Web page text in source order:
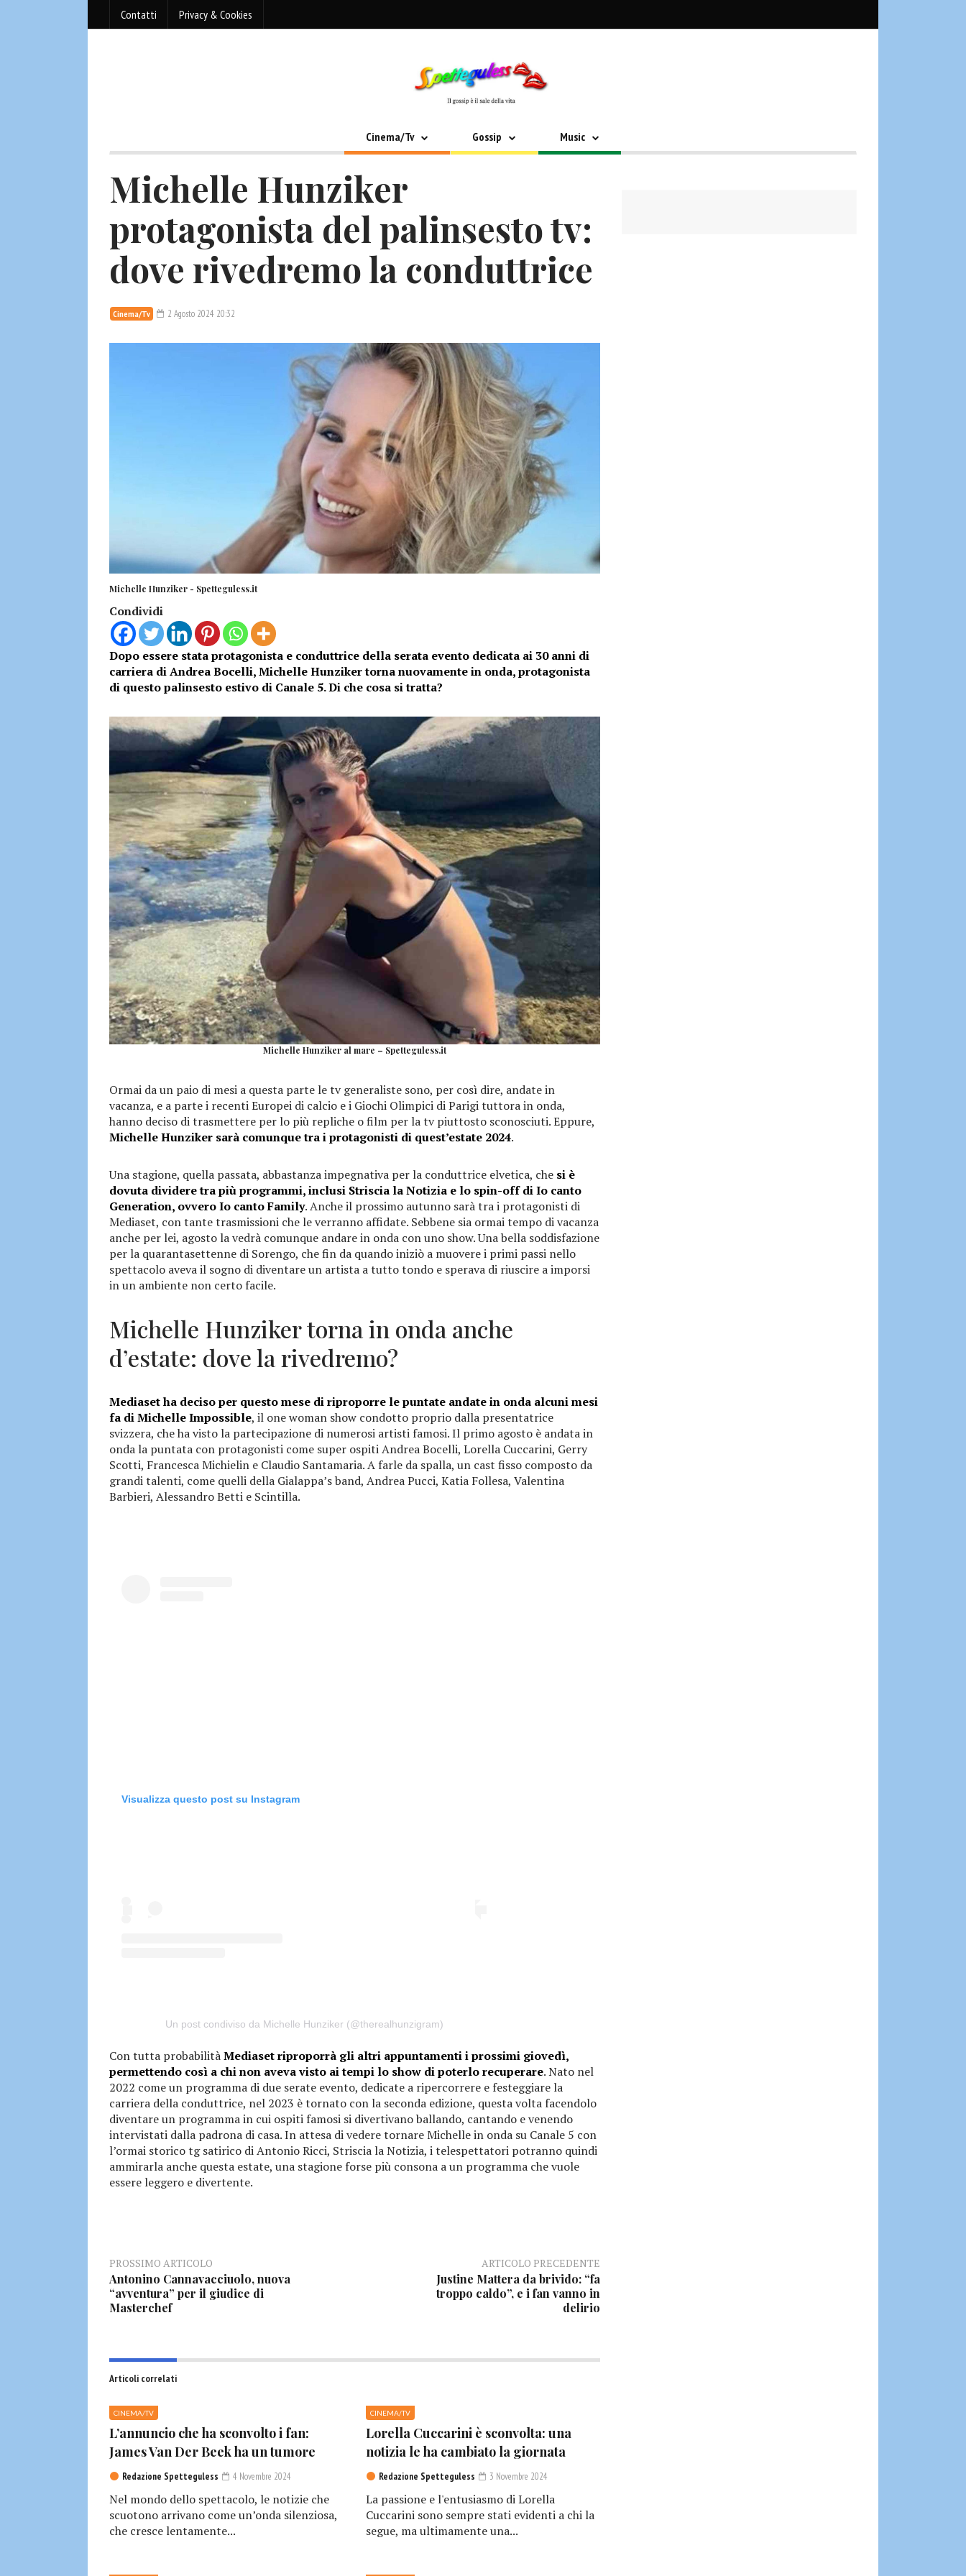
Contatti Privacy & Cookies
Cinema/Tv Gossip Music
Michelle Hunziker
protagonista del palinsesto tv:
dove rivedremo la conduttrice
Cinema/Tv 2 Agosto 2024 20:32
Michelle Hunziker - Spetteguless.it
Condividi
Dopo essere stata protagonista e conduttrice della serata evento dedicata ai 30 anni di
carriera di Andrea Bocelli, Michelle Hunziker torna nuovamente in onda, protagonista
di questo palinsesto estivo di Canale 5. Di che cosa si tratta?
Michelle Hunziker al mare – Spetteguless.it
Ormai da un paio di mesi a questa parte le tv generaliste sono, per così dire, andate in
vacanza, e a parte i recenti Europei di calcio e i Giochi Olimpici di Parigi tuttora in onda,
hanno deciso di trasmettere per lo più repliche o film per la tv piuttosto sconosciuti. Eppure,
Michelle Hunziker sarà comunque tra i protagonisti di quest’estate 2024.
Una stagione, quella passata, abbastanza impegnativa per la conduttrice elvetica, che si è
dovuta dividere tra più programmi, inclusi Striscia la Notizia e lo spin-off di Io canto
Generation, ovvero Io canto Family. Anche il prossimo autunno sarà tra i protagonisti di
Mediaset, con tante trasmissioni che le verranno affidate. Sebbene sia ormai tempo di vacanza
anche per lei, agosto la vedrà comunque andare in onda con uno show. Una bella soddisfazione
per la quarantasettenne di Sorengo, che fin da quando iniziò a muovere i primi passi nello
spettacolo aveva il sogno di diventare un artista a tutto tondo e sperava di riuscire a imporsi
in un ambiente non certo facile.
Michelle Hunziker torna in onda anche
d’estate: dove la rivedremo?
Mediaset ha deciso per questo mese di riproporre le puntate andate in onda alcuni mesi
fa di Michelle Impossible, il one woman show condotto proprio dalla presentatrice
svizzera, che ha visto la partecipazione di numerosi artisti famosi. Il primo agosto è andata in
onda la puntata con protagonisti come super ospiti Andrea Bocelli, Lorella Cuccarini, Gerry
Scotti, Francesca Michielin e Claudio Santamaria. A farle da spalla, un cast fisso composto da
grandi talenti, come quelli della Gialappa’s band, Andrea Pucci, Katia Follesa, Valentina
Barbieri, Alessandro Betti e Scintilla.
Visualizza questo post su Instagram
Un post condiviso da Michelle Hunziker (@therealhunzigram)
Con tutta probabilitàMediaset riproporrà gli altri appuntamenti i prossimi giovedì,
permettendo così a chi non aveva visto ai tempi lo show di poterlo recuperare. Nato nel
2022 come un programma di due serate evento, dedicate a ripercorrere e festeggiare la
carriera della conduttrice, nel 2023 è tornato con la seconda edizione, questa volta facendolo
diventare un programma in cui ospiti famosi si divertivano ballando, cantando e venendo
intervistati dalla padrona di casa. In attesa di vedere tornare Michelle in onda su Canale 5 con
l’ormai storico tg satirico di Antonio Ricci, Striscia la Notizia, i telespettatori potranno quindi
ammirarla anche questa estate, una stagione forse più consona a un programma che vuole
essere leggero e divertente.
PROSSIMO ARTICOLO
Antonino Cannavacciuolo, nuova
“avventura” per il giudice di
Masterchef
ARTICOLO PRECEDENTE
Justine Mattera da brivido: “fa
troppo caldo”, e i fan vanno in
delirio
Articoli correlati
CINEMA/TV
L’annuncio che ha sconvolto i fan:
James Van Der Beek ha un tumore
Redazione Spetteguless 4 Novembre 2024
Nel mondo dello spettacolo, le notizie che
scuotono arrivano come un’onda silenziosa,
che cresce lentamente...
CINEMA/TV
Lorella Cuccarini è sconvolta: una
notizia le ha cambiato la giornata
Redazione Spetteguless 3 Novembre 2024
La passione e l'entusiasmo di Lorella
Cuccarini sono sempre stati evidenti a chi la
segue, ma ultimamente una...